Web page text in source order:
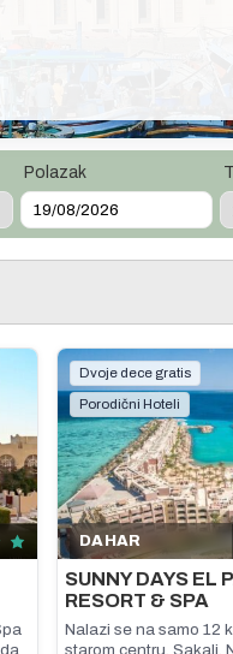
Polazak
Dvoje dece gratis
Porodični Hoteli
DAHAR
SUNNY DAYS EL
RESORT & SPA
Nalazi se na samo 12
starom centru, Sakali.